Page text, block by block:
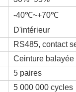
-40℃~+70℃
D'intérieur
RS485, contact
Ceinture balayée
5 paires
5 000 000 cycles